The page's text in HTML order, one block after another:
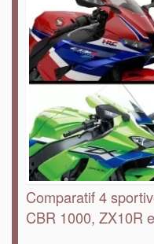
Comparatif 4
CBR 1000, ZX10R